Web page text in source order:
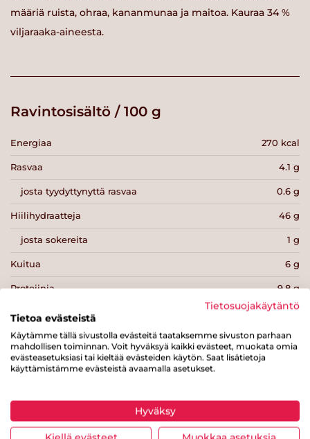
määriä ruista, ohraa, kananmunaa ja maitoa. Kauraa 34 %
viljaraaka-aineesta.
Ravintosisältö / 100 g
Energiaa 270 kcal
Rasvaa 4.1 g
josta tyydyttynyttä rasvaa 0.6 g
Hiilihydraatteja 46 g
josta sokereita 1 g
Kuitua 6 g
Proteiinia 9.8 g
Suolaa 0.7 g
Tietosuojakäytäntö
Tietoa evästeistä
Käytämme tällä sivustolla evästeitä taataksemme sivuston parhaan
mahdollisen toiminnan. Voit hyväksyä kaikki evästeet, muokata omia
evästeasetuksiasi tai kieltää evästeiden käytön. Saat lisätietoja
käyttämistämme evästeistä avaamalla asetukset.
Hyväksy